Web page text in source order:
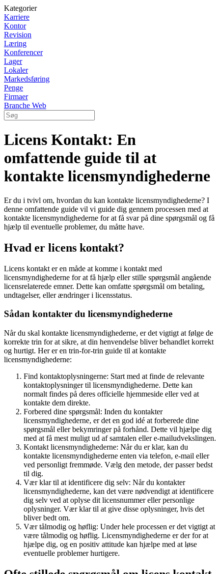
Kategorier
Karriere
Kontor
Revision
Læring
Konferencer
Lager
Lokaler
Markedsføring
Penge
Firmaer
Branche Web
Licens Kontakt: En
omfattende guide til at
kontakte licensmyndighederne
Er du i tvivl om, hvordan du kan kontakte licensmyndighederne? I
denne omfattende guide vil vi guide dig gennem processen med at
kontakte licensmyndighederne for at få svar på dine spørgsmål og få
hjælp til eventuelle problemer, du måtte have.
Hvad er licens kontakt?
Licens kontakt er en måde at komme i kontakt med
licensmyndighederne for at få hjælp eller stille spørgsmål angående
licensrelaterede emner. Dette kan omfatte spørgsmål om betaling,
undtagelser, eller ændringer i licensstatus.
Sådan kontakter du licensmyndighederne
Når du skal kontakte licensmyndighederne, er det vigtigt at følge de
korrekte trin for at sikre, at din henvendelse bliver behandlet korrekt
og hurtigt. Her er en trin-for-trin guide til at kontakte
licensmyndighederne:
Find kontaktoplysningerne: Start med at finde de relevante
kontaktoplysninger til licensmyndighederne. Dette kan
normalt findes på deres officielle hjemmeside eller ved at
kontakte dem direkte.
Forbered dine spørgsmål: Inden du kontakter
licensmyndighederne, er det en god idé at forberede dine
spørgsmål eller bekymringer på forhånd. Dette vil hjælpe dig
med at få mest muligt ud af samtalen eller e-mailudvekslingen.
Kontakt licensmyndighederne: Når du er klar, kan du
kontakte licensmyndighederne enten via telefon, e-mail eller
ved personligt fremmøde. Vælg den metode, der passer bedst
til dig.
Vær klar til at identificere dig selv: Når du kontakter
licensmyndighederne, kan det være nødvendigt at identificere
dig selv ved at oplyse dit licensnummer eller personlige
oplysninger. Vær klar til at give disse oplysninger, hvis det
bliver bedt om.
Vær tålmodig og høflig: Under hele processen er det vigtigt at
være tålmodig og høflig. Licensmyndighederne er der for at
hjælpe dig, og en positiv attitude kan hjælpe med at løse
eventuelle problemer hurtigere.